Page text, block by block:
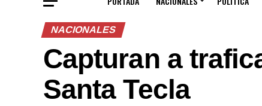
NACIONALES
Capturan a
Santa Tecla